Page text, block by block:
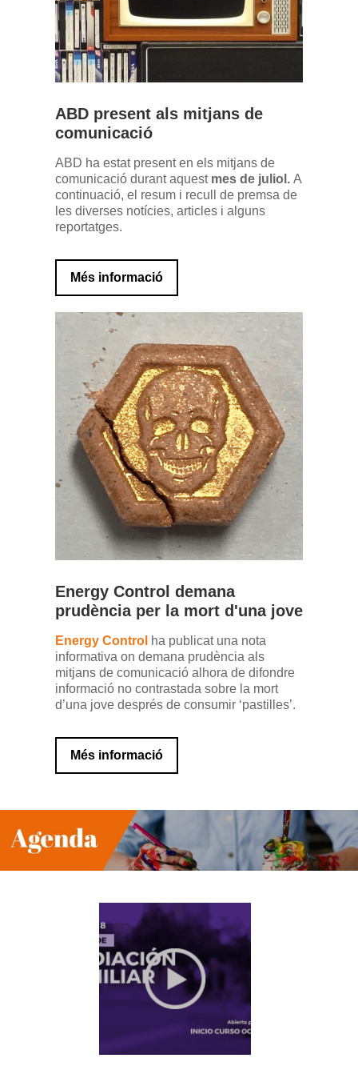
ABD present als mitjans de
comunicació
ABD ha estat present en els mitjans de
comunicació durant aquest mes de juliol. A
continuació, el resum i recull de premsa de
les diverses notícies, articles i alguns
reportatges.
Més informació
Energy Control demana
prudència per la mort d'una jove
Energy Control ha publicat una nota
informativa on demana prudència als
mitjans de comunicació alhora de difondre
informació no contrastada sobre la mort
d’una jove després de consumir ‘pastilles’.
Més informació